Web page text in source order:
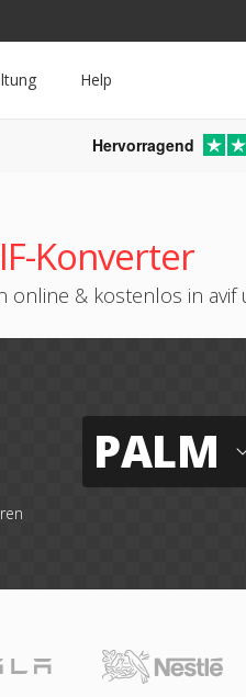
Help
Hervorragend
Konverter
online & kostenlos in avif
PALM